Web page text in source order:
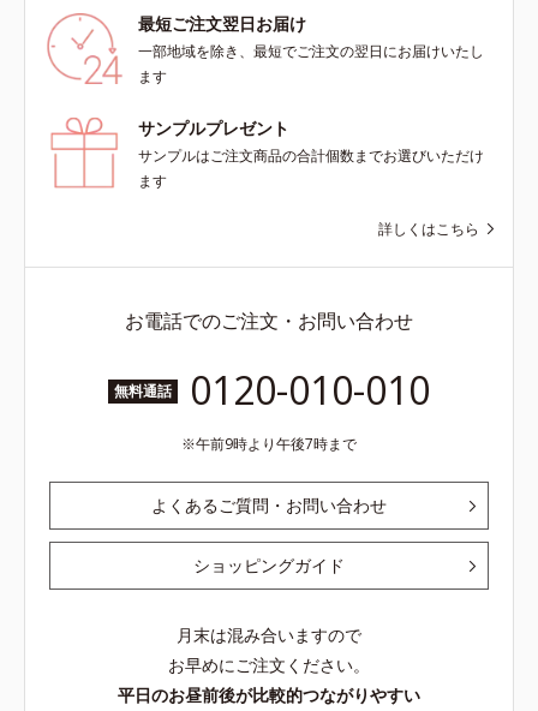
本放射線影響学会第53回大会で
2010年10月に初めて発表したこと
*3 うるおいにより透明感のある肌
*4 うるおいによる*5 メラノサイト
あらわれること*7 L-アスコルビン
酸 2-グルコシド*8 L-アスコルビン
酸 2-グルコシド、パウダルコ樹皮エ
ミンCとブライトVCコンプレックス
こと*2 メラニンの生成を抑え、シ
ミ・ソバカスを防ぐ*3 うるおいに
表したこと*5 うるおいによる*6 メ
酸 2-グルコシド*8 L-アスコルビン
酸 2-グルコシド、パウダルコ樹皮エ
キス、油溶性甘草エキス（2）*9 乾
最短ご注文翌日お届け
一部地域を除き、最短でご注文の翌日にお届けいたし
ます
サンプルプレゼント
サンプルはご注文商品の合計個数までお選びいただけ
ます
詳しくはこちら
お電話でのご注文・お問い合わせ
無料通話 0120-010-010
午前9時より午後7時まで
よくあるご質問・お問い合わせ
ショッピングガイド
月末は混み合いますので
お早めにご注文ください。
平日のお昼前後が比較的つながりやすい